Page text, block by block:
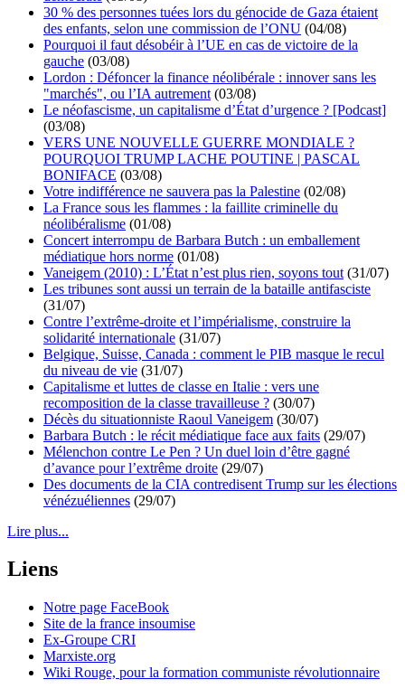
30 % des personnes tuées lors du génocide de Gaza étaient
des enfants, selon une commission de l’ONU (04/08)
Pourquoi il faut désobéir à l’UE en cas de victoire de la
gauche (03/08)
Lordon : Défoncer la finance néolibérale : innover sans les
"marchés", ou l’IA autrement (03/08)
Le néofascisme, un capitalisme d’État d’urgence ? [Podcast]
(03/08)
VERS UNE NOUVELLE GUERRE MONDIALE ?
POURQUOI TRUMP LACHE POUTINE | PASCAL
BONIFACE (03/08)
Votre indifférence ne sauvera pas la Palestine (02/08)
La France sous les flammes : la faillite criminelle du
néolibéralisme (01/08)
Concert interrompu de Barbara Butch : un emballement
médiatique hors norme (01/08)
Vaneigem (2010) : L’État n’est plus rien, soyons tout (31/07)
Les tribunes sont aussi un terrain de la bataille antifasciste
(31/07)
Contre l’extrême-droite et l’impérialisme, construire la
solidarité internationale (31/07)
Belgique, Suisse, Canada : comment le PIB masque le recul
du niveau de vie (31/07)
Capitalisme et luttes de classe en Italie : vers une
recomposition de la classe travailleuse ? (30/07)
Décès du situationniste Raoul Vaneigem (30/07)
Barbara Butch : le récit médiatique face aux faits (29/07)
Mélenchon contre Le Pen ? Un duel loin d’être gagné
d’avance pour l’extrême droite (29/07)
Des documents de la CIA contredisent Trump sur les élections
vénézuéliennes (29/07)
Lire plus...
Liens
Notre page FaceBook
Site de la france insoumise
Ex-Groupe CRI
Marxiste.org
Wiki Rouge, pour la formation communiste révolutionnaire